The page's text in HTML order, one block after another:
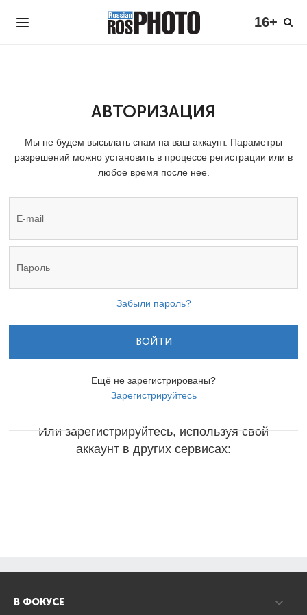
16+
АВТОРИЗАЦИЯ
Мы не будем высылать спам на ваш аккаунт. Параметры
разрешений можно установить в процессе регистрации или в
любое время после нее.
Забыли пароль?
ВОЙТИ
Ещё не зарегистрированы?
Зарегистрируйтесь
Или зарегистрируйтесь, используя свой
аккаунт в других сервисах:
В ФОКУСЕ